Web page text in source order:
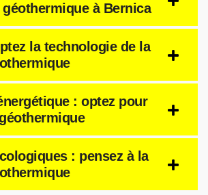
à Bernica
la technologie de la
: optez pour
: pensez à la